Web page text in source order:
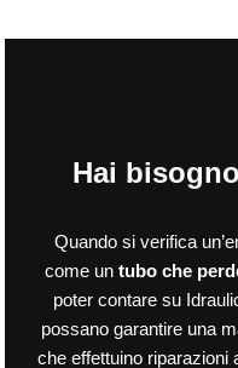
Hai
Quando si verifica
come un tubo che
poter contare su
possano garantire una
che effettuino riparazioni